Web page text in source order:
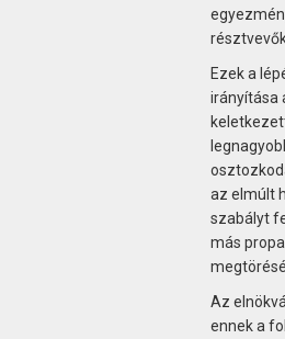
Ezek a
irányítása
az elmúlt
szabályt
más
Az
ennek a